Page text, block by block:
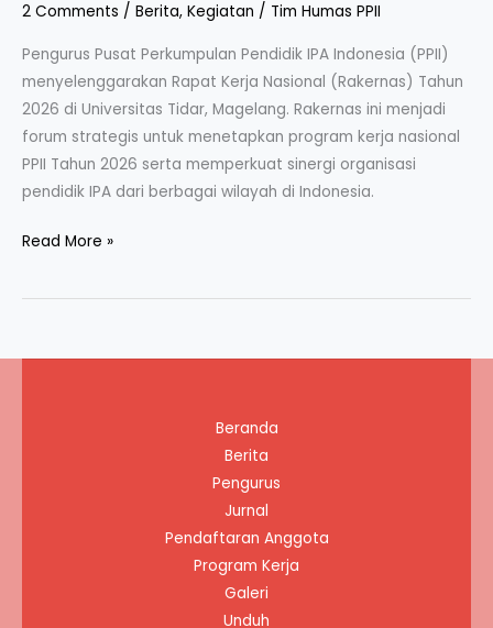
2 Comments / Berita, Kegiatan / Tim Humas PPII
Pengurus Pusat Perkumpulan Pendidik IPA Indonesia (PPII)
menyelenggarakan Rapat Kerja Nasional (Rakernas) Tahun
2026 di Universitas Tidar, Magelang. Rakernas ini menjadi
forum strategis untuk menetapkan program kerja nasional
PPII Tahun 2026 serta memperkuat sinergi organisasi
pendidik IPA dari berbagai wilayah di Indonesia.
Raker
2026
Read More »
Beranda
Berita
Pengurus
Jurnal
Pendaftaran Anggota
Program Kerja
Galeri
Unduh